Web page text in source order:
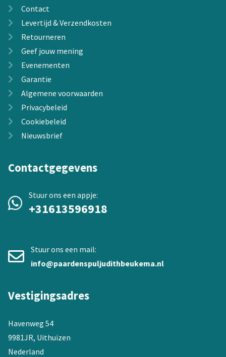
Contact
Levertijd & Verzendkosten
Retourneren
Geef jouw mening
Evenementen
Garantie
Algemene voorwaarden
Privacybeleid
Cookiebeleid
Nieuwsbrief
Contactgegevens
Stuur ons een appje:
+31613596918
Stuur ons een mail:
info@paardenspuljudithbeukema.nl
Vestigingsadres
Havenweg 54
9981JR, Uithuizen
Nederland